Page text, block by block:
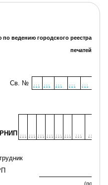
ведению городского реестра
печатей
Св. №
… … … … …
… … … … … … … …